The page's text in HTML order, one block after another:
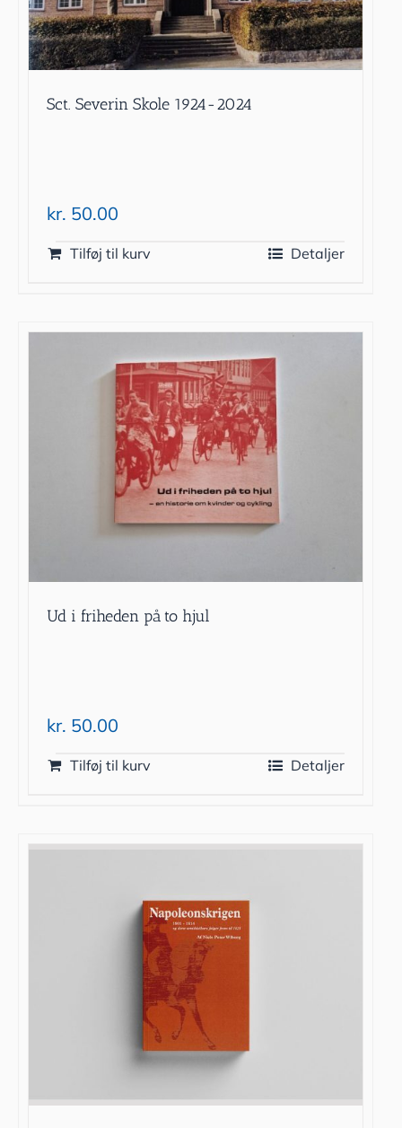
Sct. Severin Skole 1924-2024
kr. 50.00
Tilføj til kurv Detaljer
Ud i friheden på to hjul
kr. 50.00
Tilføj til kurv Detaljer